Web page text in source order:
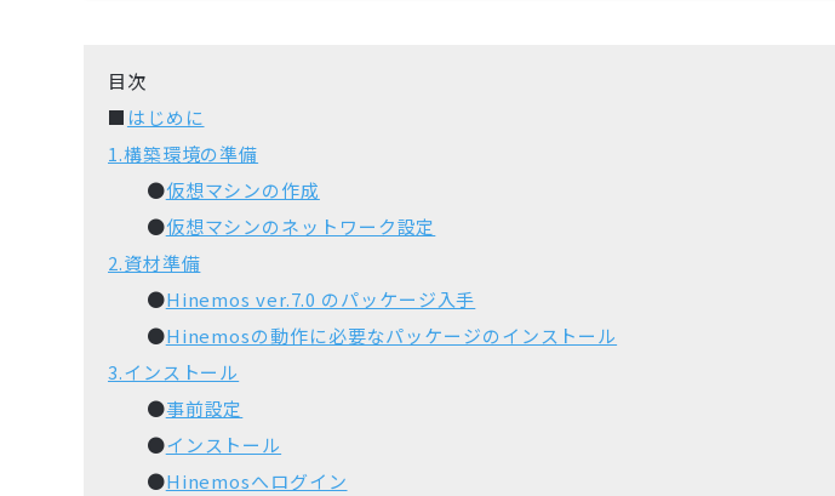
目次
■ はじめに
1.構築環境の準備
●仮想マシンの作成
●仮想マシンのネットワーク設定
2.資材準備
●Hinemos ver.7.0 のパッケージ入手
●Hinemosの動作に必要なパッケージのインストール
3.インストール
●事前設定
●インストール
●Hinemosへログイン